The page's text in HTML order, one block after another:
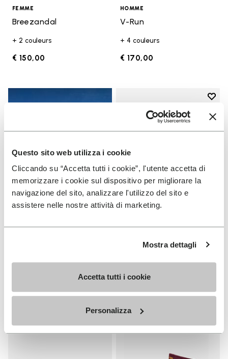
Questo sito web utilizza i cookie
Cliccando su “Accetta tutti i cookie”, l'utente accetta di
memorizzare i cookie sul dispositivo per migliorare la
navigazione del sito, analizzare l'utilizzo del sito e
assistere nelle nostre attività di marketing.
Mostra dettagli
Accetta tutti i cookie
Personalizza
FEMME
Breezandal
+ 2 couleurs
€ 150,00
HOMME
V-Run
+ 4 couleurs
€ 170,00
Add
HOMME
Breezandal
+ 3 couleurs
€ 150,00
Add to wishlist V-Run
Add